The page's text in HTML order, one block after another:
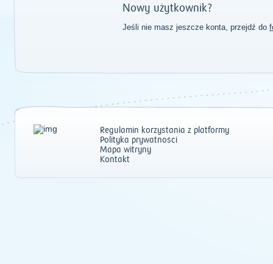
Nowy użytkownik?
Jeśli nie masz jeszcze konta, przejdź do
Regulamin korzystania z platformy
Polityka prywatności
Mapa witryny
Kontakt